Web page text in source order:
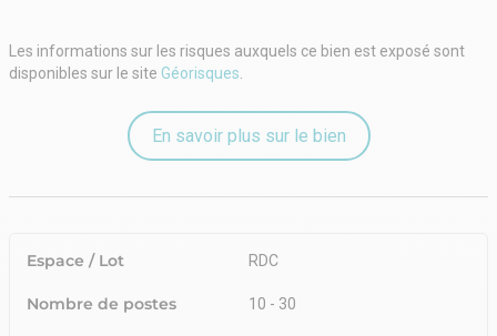
Loyer annuel : 90 000 € HT-HC, soit environ 251 € HT-HC/m²/an
Honoraires de commercialisation (charge preneur) : 15 % HT du loyer
Cette opportunité est également disponible à l’acquisition. Nous
consulter pour connaître les conditions de vente.
Les informations sur les risques auxquels ce bien est exposé sont
disponibles sur le site Géorisques
En savoir plus sur le bien
Espace / Lot RDC
Nombre de postes 10 - 30